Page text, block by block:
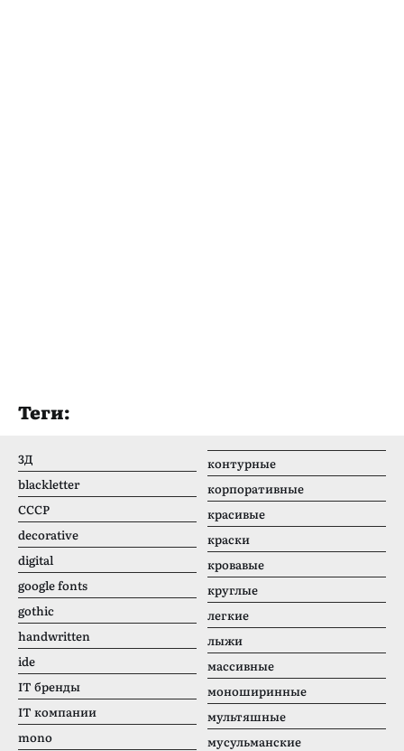
Теги:
3Д
blackletter
CCCР
decorative
digital
google fonts
gothic
handwritten
ide
IT бренды
IT компании
mono
контурные
корпоративные
красивые
краски
кровавые
круглые
легкие
лыжи
массивные
моноширинные
мультяшные
мусульманские